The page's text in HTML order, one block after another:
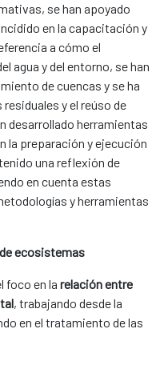
se han apoyado
en la capacitación y
a cómo el
agua y del entorno, se han
de cuencas y se ha
y el reúso de
desarrollado herramientas
la preparación y ejecución
una reflexión de
en cuenta estas
y herramientas
ecosistemas
foco en la relación entre
, trabajando desde la
en el tratamiento de las